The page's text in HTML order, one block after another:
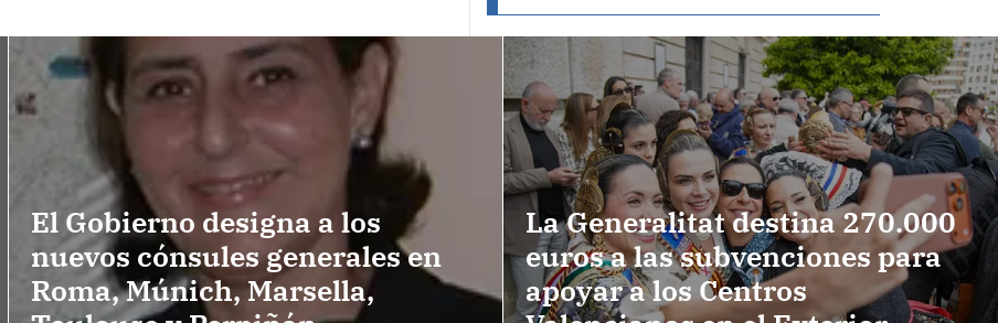
El Gobierno designa a los
nuevos cónsules generales en
Roma, Múnich, Marsella,
La Generalitat destina 270.000
euros a las subvenciones para
apoyar a los Centros